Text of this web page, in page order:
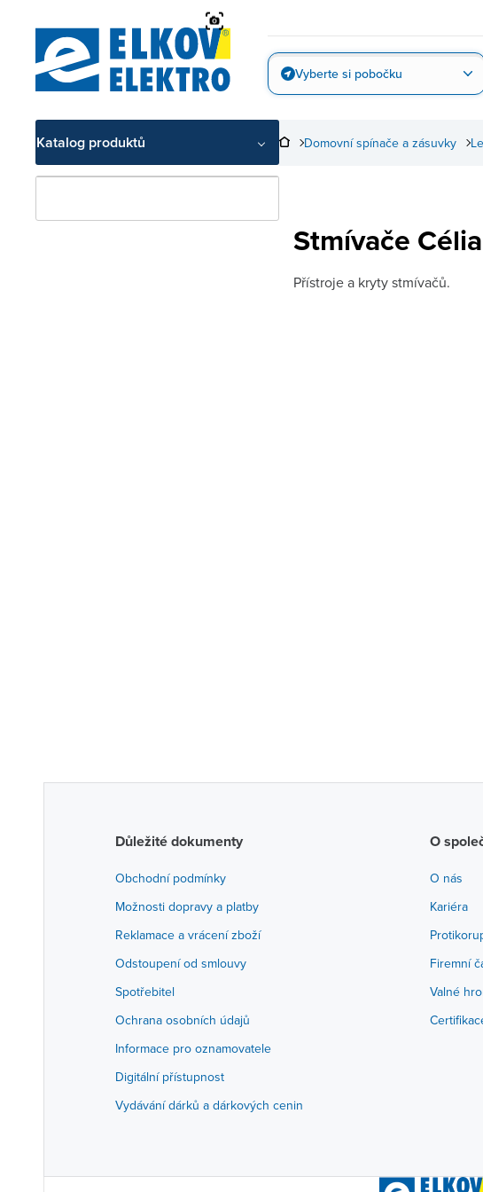
Vyberte si pobočku
Katalog produktů Domovní spínače a zásuvky
Stmívače
Přístroje a kryty stmívačů.
Důležité dokumenty
Obchodní podmínky
Možnosti dopravy a platby
Reklamace a vrácení zboží
Odstoupení od smlouvy
Spotřebitel
Ochrana osobních údajů
Informace pro oznamovatele
Digitální přístupnost
Vydávání dárků a dárkových cenin
O
O nás
Kariéra
Firemní
Valné